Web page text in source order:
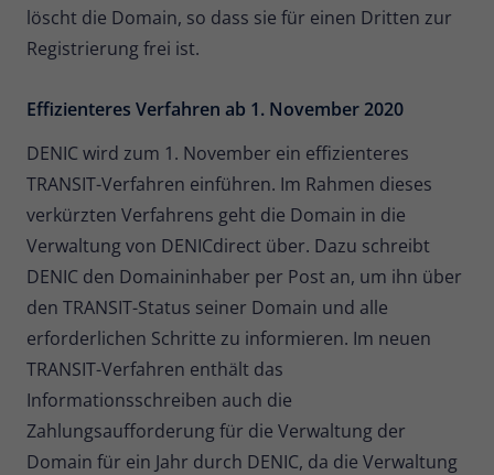
löscht die Domain, so dass sie für einen Dritten zur
Registrierung frei ist.
Effizienteres Verfahren ab 1. November 2020
DENIC wird zum 1. November ein effizienteres
TRANSIT-Verfahren einführen. Im Rahmen dieses
verkürzten Verfahrens geht die Domain in die
Verwaltung von DENICdirect über. Dazu schreibt
DENIC den Domaininhaber per Post an, um ihn über
den TRANSIT-Status seiner Domain und alle
erforderlichen Schritte zu informieren. Im neuen
TRANSIT-Verfahren enthält das
Informationsschreiben auch die
Zahlungsaufforderung für die Verwaltung der
Domain für ein Jahr durch DENIC, da die Verwaltung
Zweck
Kurzlebige Cookies, die zur
vorübergehenden Speicherung von
werden.